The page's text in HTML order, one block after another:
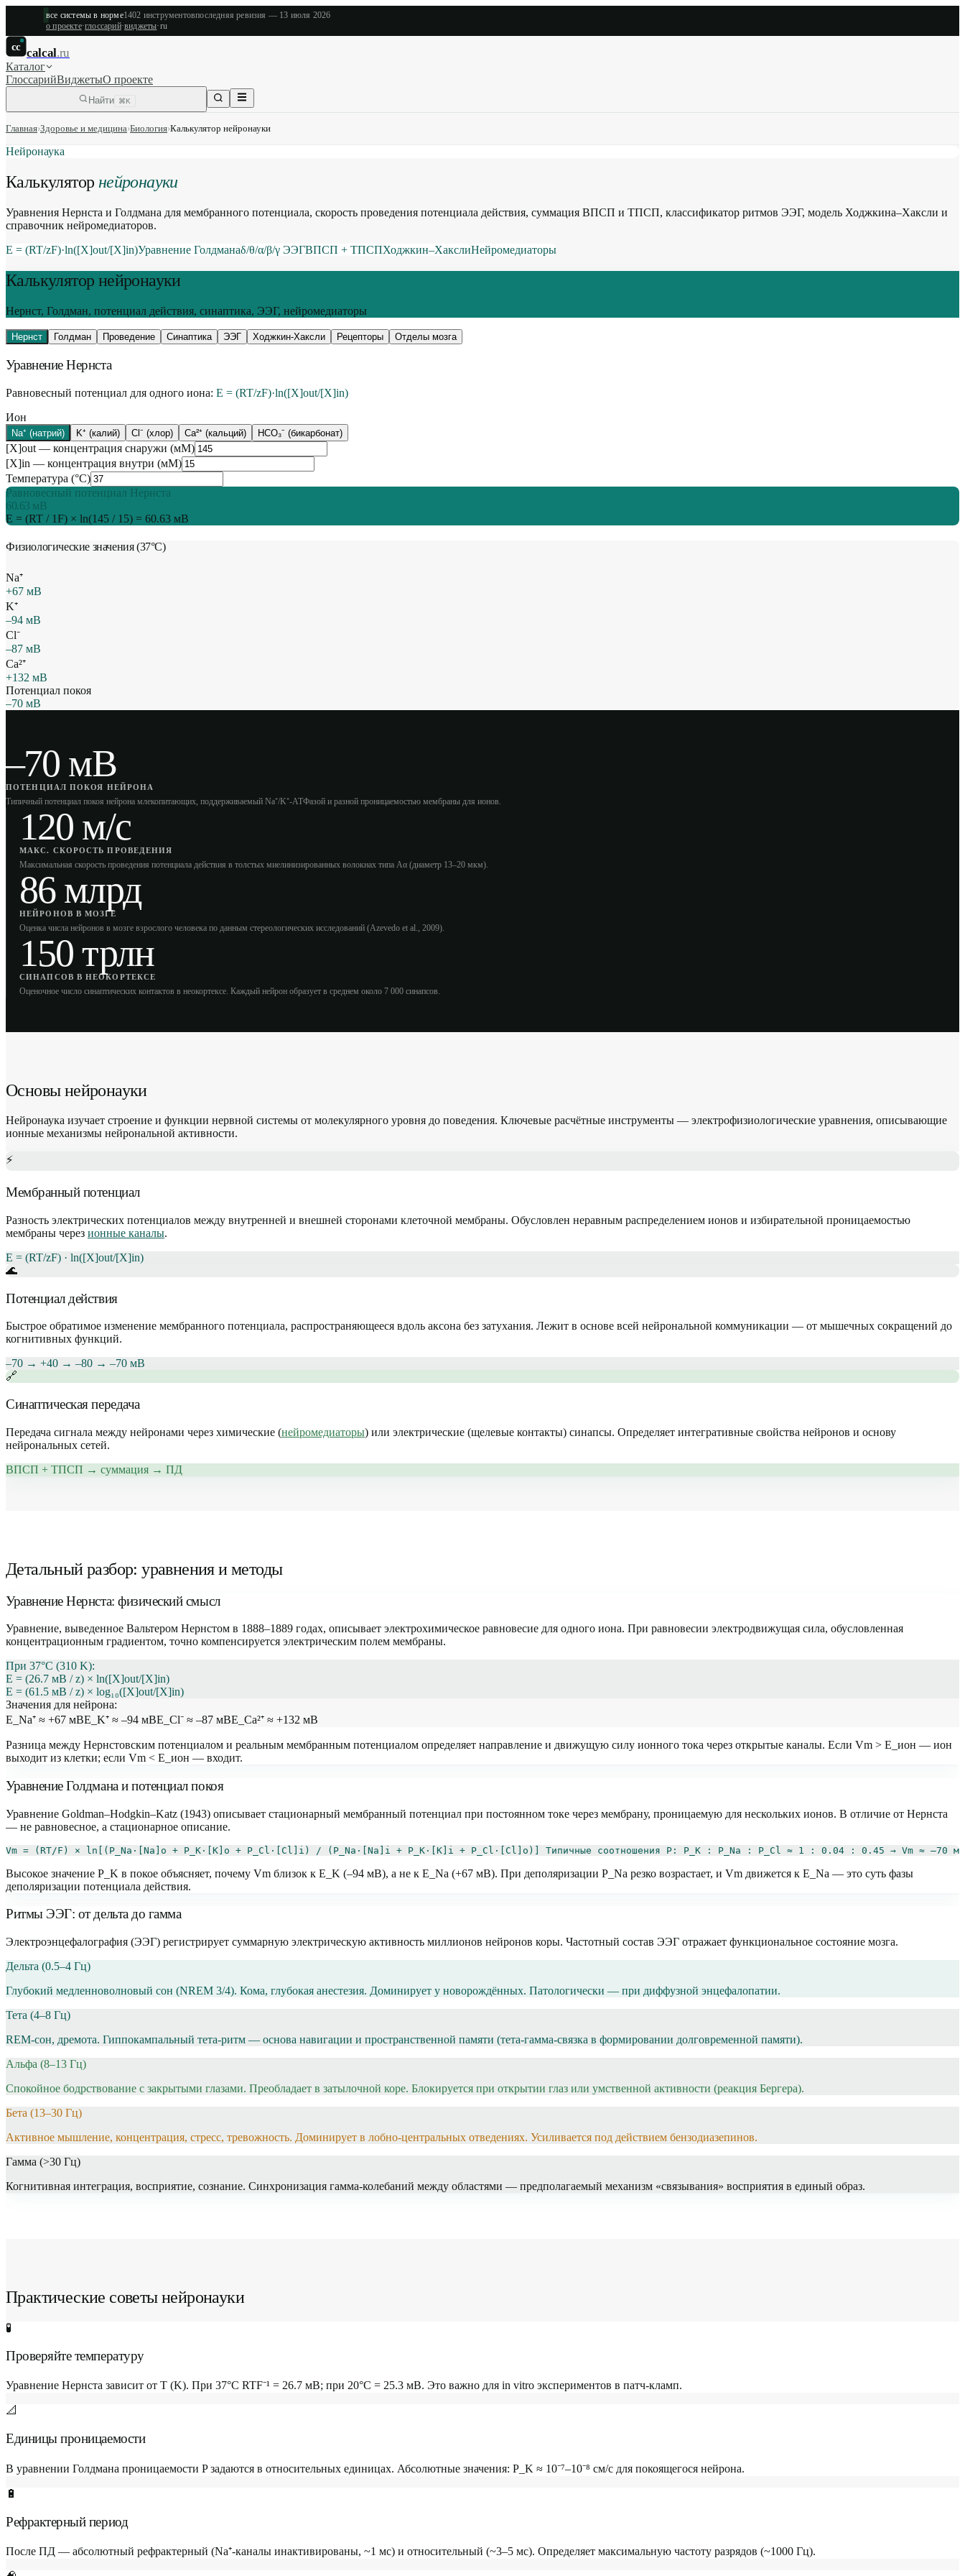
все системы в норме1402 инструментовпоследняя ревизия — 13 июля 2026
о проекте·глоссарий·виджеты·ru
cc calcal.ru
Каталог
ГлоссарийВиджетыО проекте
Найти ⌘K
Главная›Здоровье и медицина›Биология›Калькулятор нейронауки
Нейронаука
Калькулятор нейронауки
Уравнения Нернста и Голдмана для мембранного потенциала, скорость проведения потенциала действия, суммация ВПСП и ТПСП, классификатор ритмов ЭЭГ, модель Ходжкина–Хаксли и
справочник нейромедиаторов.
E = (RT/zF)·ln([X]out/[X]in)Уравнение Голдманаδ/θ/α/β/γ ЭЭГВПСП + ТПСПХоджкин–ХакслиНейромедиаторы
Калькулятор нейронауки
Нернст, Голдман, потенциал действия, синаптика, ЭЭГ, нейромедиаторы
Нернст Голдман Проведение Синаптика ЭЭГ Ходжкин-Хаксли Рецепторы Отделы мозга
Уравнение Нернста
Равновесный потенциал для одного иона: E = (RT/zF)·ln([X]out/[X]in)
Ион
Na⁺ (натрий) K⁺ (калий) Cl⁻ (хлор) Ca²⁺ (кальций) HCO₃⁻ (бикарбонат)
[X]out — концентрация снаружи (мМ)
[X]in — концентрация внутри (мМ)
Температура (°C)
Равновесный потенциал Нернста
60.63 мВ
E = (RT / 1F) × ln(145 / 15) = 60.63 мВ
Физиологические значения (37°C)
Na⁺
+67 мВ
K⁺
–94 мВ
Cl⁻
–87 мВ
Ca²⁺
+132 мВ
Потенциал покоя
–70 мВ
–70 мВ
ПОТЕНЦИАЛ ПОКОЯ НЕЙРОНА
Типичный потенциал покоя нейрона млекопитающих, поддерживаемый Na⁺/K⁺-АТФазой и разной проницаемостью мембраны для ионов.
120 м/с
МАКС. СКОРОСТЬ ПРОВЕДЕНИЯ
Максимальная скорость проведения потенциала действия в толстых миелинизированных волокнах типа Aα (диаметр 13–20 мкм).
86 млрд
НЕЙРОНОВ В МОЗГЕ
Оценка числа нейронов в мозге взрослого человека по данным стереологических исследований (Azevedo et al., 2009).
150 трлн
СИНАПСОВ В НЕОКОРТЕКСЕ
Оценочное число синаптических контактов в неокортексе. Каждый нейрон образует в среднем около 7 000 синапсов.
Основы нейронауки
Нейронаука изучает строение и функции нервной системы от молекулярного уровня до поведения. Ключевые расчётные инструменты — электрофизиологические уравнения, описывающие
ионные механизмы нейрональной активности.
⚡
Мембранный потенциал
Разность электрических потенциалов между внутренней и внешней сторонами клеточной мембраны. Обусловлен неравным распределением ионов и избирательной проницаемостью
мембраны через ионные каналы.
E = (RT/zF) · ln([X]out/[X]in)
🌊
Потенциал действия
Быстрое обратимое изменение мембранного потенциала, распространяющееся вдоль аксона без затухания. Лежит в основе всей нейрональной коммуникации — от мышечных сокращений до
когнитивных функций.
–70 → +40 → –80 → –70 мВ
🔗
Синаптическая передача
Передача сигнала между нейронами через химические (нейромедиаторы) или электрические (щелевые контакты) синапсы. Определяет интегративные свойства нейронов и основу
нейрональных сетей.
ВПСП + ТПСП → суммация → ПД
Детальный разбор: уравнения и методы
Уравнение Нернста: физический смысл
Уравнение, выведенное Вальтером Нернстом в 1888–1889 годах, описывает электрохимическое равновесие для одного иона. При равновесии электродвижущая сила, обусловленная
концентрационным градиентом, точно компенсируется электрическим полем мембраны.
При 37°C (310 K):
E = (26.7 мВ / z) × ln([X]out/[X]in)
E = (61.5 мВ / z) × log₁₀([X]out/[X]in)
Значения для нейрона:
E_Na⁺ ≈ +67 мВE_K⁺ ≈ –94 мВE_Cl⁻ ≈ –87 мВE_Ca²⁺ ≈ +132 мВ
Разница между Нернстовским потенциалом и реальным мембранным потенциалом определяет направление и движущую силу ионного тока через открытые каналы. Если Vm > E_ион — ион
выходит из клетки; если Vm < E_ион — входит.
Уравнение Голдмана и потенциал покоя
Уравнение Goldman–Hodgkin–Katz (1943) описывает стационарный мембранный потенциал при постоянном токе через мембрану, проницаемую для нескольких ионов. В отличие от Нернста
— не равновесное, а стационарное описание.
Vm = (RT/F) × ln[(P_Na·[Na]o + P_K·[K]o + P_Cl·[Cl]i) / (P_Na·[Na]i + P_K·[K]i + P_Cl·[Cl]o)] Типичные соотношения P: P_K : P_Na : P_Cl ≈ 1 : 0.04 : 0.45 → Vm ≈ –70
Высокое значение P_K в покое объясняет, почему Vm близок к E_K (–94 мВ), а не к E_Na (+67 мВ). При деполяризации P_Na резко возрастает, и Vm движется к E_Na — это суть фазы
деполяризации потенциала действия.
Ритмы ЭЭГ: от дельта до гамма
Электроэнцефалография (ЭЭГ) регистрирует суммарную электрическую активность миллионов нейронов коры. Частотный состав ЭЭГ отражает функциональное состояние мозга.
Дельта (0.5–4 Гц)
Глубокий медленноволновый сон (NREM 3/4). Кома, глубокая анестезия. Доминирует у новорождённых. Патологически — при диффузной энцефалопатии.
Тета (4–8 Гц)
REM-сон, дремота. Гиппокампальный тета-ритм — основа навигации и пространственной памяти (тета-гамма-связка в формировании долговременной памяти).
Альфа (8–13 Гц)
Спокойное бодрствование с закрытыми глазами. Преобладает в затылочной коре. Блокируется при открытии глаз или умственной активности (реакция Бергера).
Бета (13–30 Гц)
Активное мышление, концентрация, стресс, тревожность. Доминирует в лобно-центральных отведениях. Усиливается под действием бензодиазепинов.
Гамма (>30 Гц)
Когнитивная интеграция, восприятие, сознание. Синхронизация гамма-колебаний между областями — предполагаемый механизм «связывания» восприятия в единый образ.
Практические советы нейронауки
🧪
Проверяйте температуру
Уравнение Нернста зависит от T (K). При 37°C RTF⁻¹ = 26.7 мВ; при 20°C = 25.3 мВ. Это важно для in vitro экспериментов в патч-кламп.
📐
Единицы проницаемости
В уравнении Голдмана проницаемости P задаются в относительных единицах. Абсолютные значения: P_K ≈ 10⁻⁷–10⁻⁸ см/с для покоящегося нейрона.
🔋
Рефрактерный период
После ПД — абсолютный рефрактерный (Na⁺-каналы инактивированы, ~1 мс) и относительный (~3–5 мс). Определяет максимальную частоту разрядов (~1000 Гц).